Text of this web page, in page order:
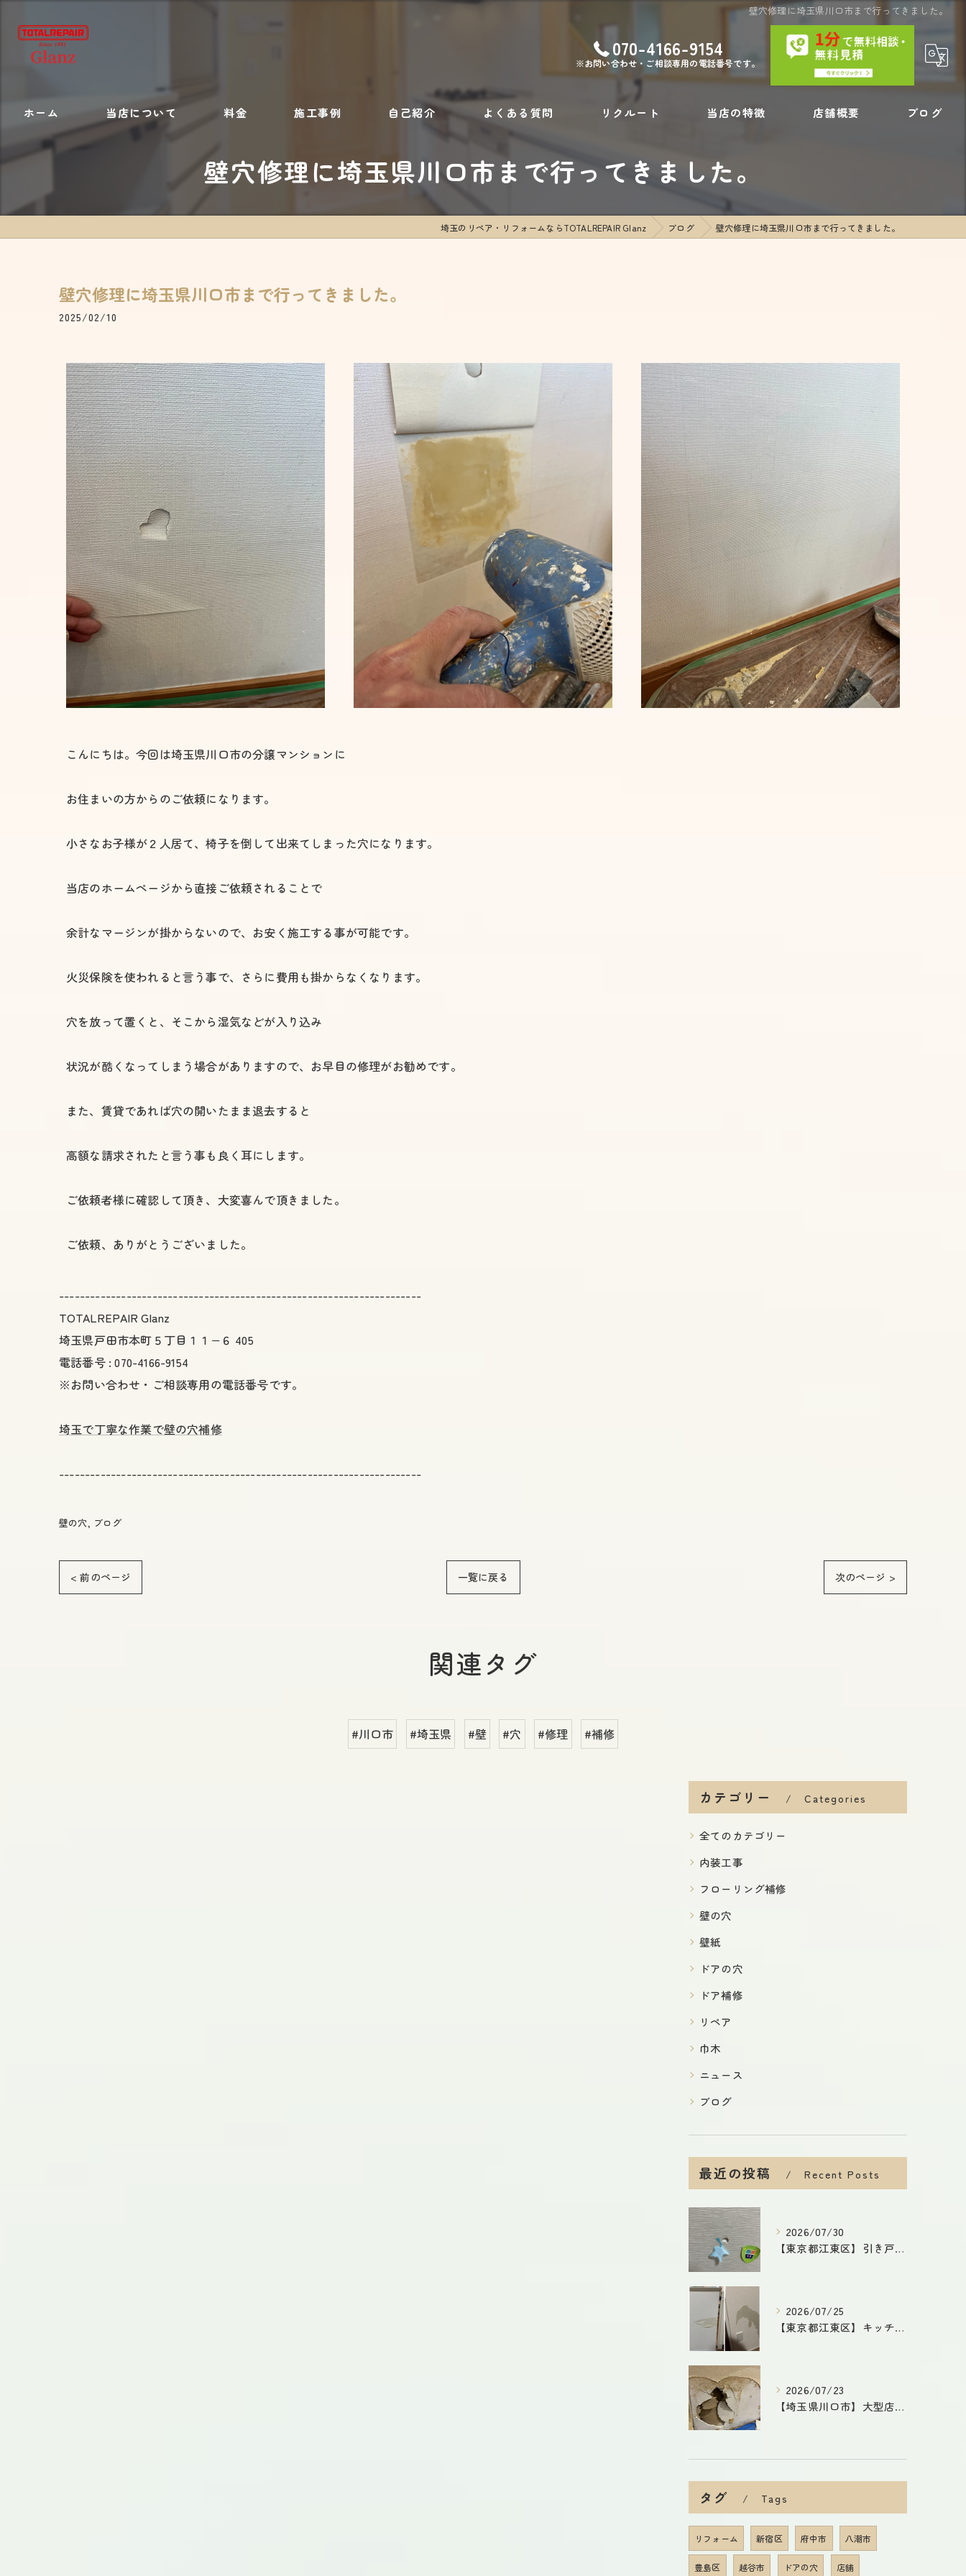
壁穴修理に埼玉県川口市まで行ってきました。
070-4166-9154
※お問い合わせ・ご相談専用の電話番号です。
ホーム 当店について 料金 施工事例 自己紹介 よくある質問 リクルート 当店の特徴
内装工事
フローリング補修
店舗概要 ブログ
壁穴修理に埼玉県川口市まで行ってきました。
埼玉のリペア・リフォームならTOTALREPAIR Glanz ブログ 壁穴修理に埼玉県川口市まで行ってきました。
壁穴修理に埼玉県川口市まで行ってきました。
2025/02/10
こんにちは。今回は埼玉県川口市の分譲マンションに
お住まいの方からのご依頼になります。
小さなお子様が２人居て、椅子を倒して出来てしまった穴になります。
当店のホームページから直接ご依頼されることで
余計なマージンが掛からないので、お安く施工する事が可能です。
火災保険を使われると言う事で、さらに費用も掛からなくなります。
穴を放って置くと、そこから湿気などが入り込み
状況が酷くなってしまう場合がありますので、お早目の修理がお勧めです。
また、賃貸であれば穴の開いたまま退去すると
高額な請求されたと言う事も良く耳にします。
ご依頼者様に確認して頂き、大変喜んで頂きました。
ご依頼、ありがとうございました。
----------------------------------------------------------------------
TOTALREPAIR Glanz
埼玉県戸田市本町５丁目１１−６ 405
電話番号 : 070-4166-9154
※お問い合わせ・ご相談専用の電話番号です。
埼玉で丁寧な作業で壁の穴補修
----------------------------------------------------------------------
壁の穴 ブログ
< 前のページ 一覧に戻る 次のページ >
関連タグ
#川口市 #埼玉県 #壁 #穴 #修理 #補修
カテゴリー Categories
全てのカテゴリー
内装工事
フローリング補修
壁の穴
壁紙
ドアの穴
ドア補修
リペア
巾木
ニュース
ブログ
最近の投稿 Recent Posts
2026/07/30
【東京都江東区】引き戸の穴補修｜模様付き建具もリペアで自然な仕上がり！費用削減・短納期で対応
2026/07/25
【東京都江東区】キッチンカウンター下・玄関の壁剥がれを補修｜石膏ボードから丁寧に修復した施工事例
2026/07/23
【埼玉県川口市】大型店舗の壁穴補修｜湿気で劣化した壁を石膏ボード交換で原状回復！
タグ Tags
リフォーム 新宿区 府中市 八潮市
豊島区 越谷市 ドアの穴 店舗